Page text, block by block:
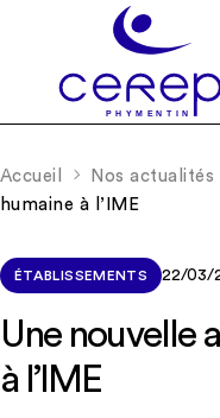
L'association
Gouvernance
Siège social
Démarche qualité
Partenariats
Rapports d’activité
Soutenir les projets
Nos valeurs et missions
Notre éthique
Les familles associées
Le soin psychique
Les soins en accueils
Les soins en centres
La scolarité
La recherche
Accueil Nos actualités
humaine à l’IME
ÉTABLISSEMENTS 22/03/
Une nouvelle
à l’IME